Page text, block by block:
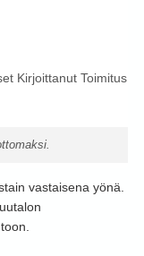
Kirjoittanut Toimitus
vastaisena yönä.